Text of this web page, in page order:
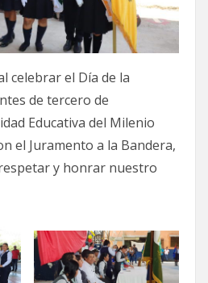
celebrar el Día de la
de tercero de
Educativa del Milenio
el Juramento a la Bandera,
y honrar nuestro